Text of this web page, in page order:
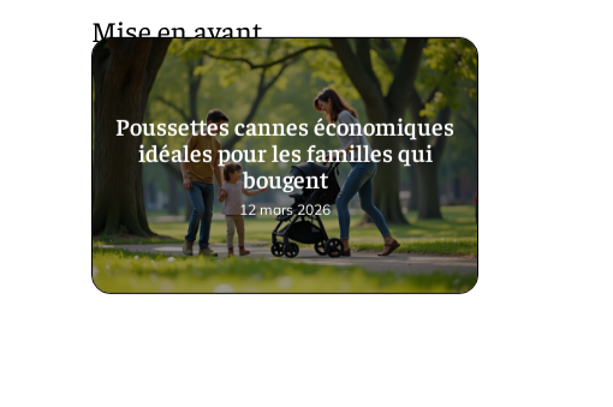
Mise en avant
Poussettes cannes économiques
idéales pour les familles qui
bougent
12 mars 2026